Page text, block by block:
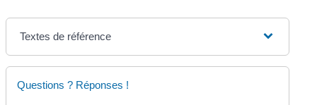
Textes de référence
Questions ? Réponses !